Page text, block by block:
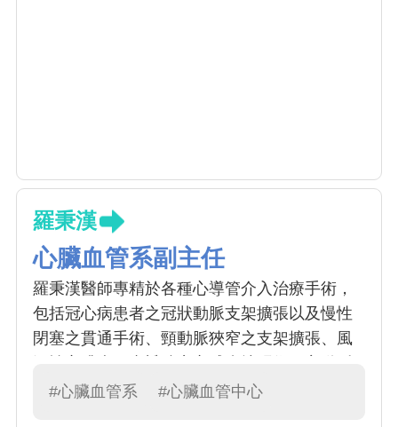
羅秉漢
心臟血管系副主任
羅秉漢醫師專精於各種心導管介入治療手術，
包括冠心病患者之冠狀動脈支架擴張以及慢性
閉塞之貫通手術、頸動脈狹窄之支架擴張、風
瓣膜狹窄之導管治療手術 (包括經導管置入人工
#心臟血管系 #心臟血管中心